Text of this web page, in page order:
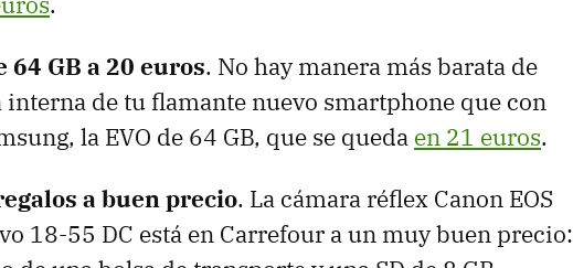
GB a 20 euros. No hay manera más barata de
de tu flamante nuevo smartphone que con
la EVO de 64 GB, que se queda en 21 euros.
a buen precio. La cámara réflex Canon EOS
18-55 DC está en Carrefour a un muy buen precio: